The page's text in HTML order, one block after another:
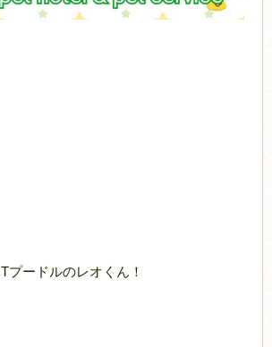
Tプードルのレオくん！